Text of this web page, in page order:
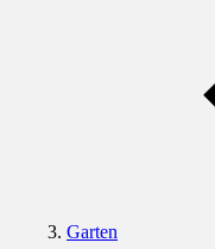
Garten